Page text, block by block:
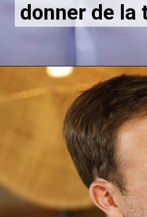
donner de la
donner de la